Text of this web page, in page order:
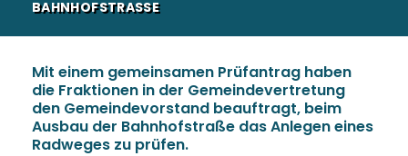
BAHNHOFSTRASSE
Mit einem gemeinsamen Prüfantrag haben
die Fraktionen in der Gemeindevertretung
den Gemeindevorstand beauftragt, beim
Ausbau der Bahnhofstraße das Anlegen eines
Radweges zu prüfen.